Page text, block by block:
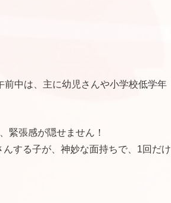
中は、主に幼児さんや小学校低学年
緊張感が隠せません！
する子が、神妙な面持ちで、1回だけ